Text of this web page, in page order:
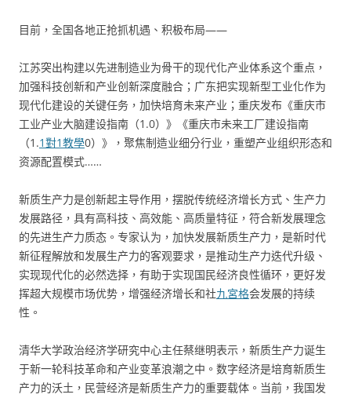
目前，全国各地正抢抓机遇、积极布局——
江苏突出构建以先进制造业为骨干的现代化产业体系这个重点，
加强科技创新和产业创新深度融合；广东把实现新型工业化作为
现代化建设的关键任务，加快培育未来产业；重庆发布《重庆市
工业产业大脑建设指南（1.0）》《重庆市未来工厂建设指南
（1.1對1教學0）》，聚焦制造业细分行业，重塑产业组织形态和
资源配置模式……
新质生产力是创新起主导作用，摆脱传统经济增长方式、生产力
发展路径，具有高科技、高效能、高质量特征，符合新发展理念
的先进生产力质态。专家认为，加快发展新质生产力，是新时代
新征程解放和发展生产力的客观要求，是推动生产力迭代升级、
实现现代化的必然选择，有助于实现国民经济良性循环，更好发
挥超大规模市场优势，增强经济增长和社九宮格会发展的持续
性。
清华大学政治经济学研究中心主任蔡继明表示，新质生产力诞生
于新一轮科技革命和产业变革浪潮之中。数字经济是培育新质生
产力的沃土，民营经济是新质生产力的重要载体。当前，我国发